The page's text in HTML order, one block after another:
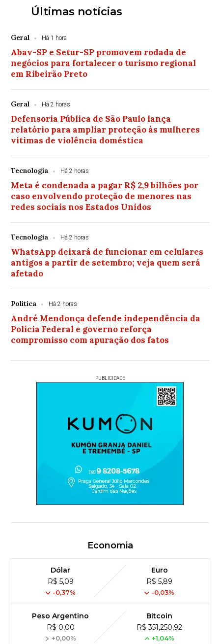
Últimas notícias
Geral Há 1 hora
Abav-SP e Setur-SP promovem rodada de
negócios para fortalecer o turismo regional
em Ribeirão Preto
Geral Há 2 horas
Defensoria Pública de São Paulo lança
relatório para ampliar proteção às mulheres
vítimas de violência doméstica
Tecnologia Há 2 horas
Meta é condenada a pagar R$ 2,9 bilhões por
caso envolvendo proteção de menores nas
redes sociais nos Estados Unidos
Tecnologia Há 2 horas
WhatsApp deixará de funcionar em celulares
antigos a partir de setembro; veja quem será
afetado
Politica Há 2 horas
André Mendonça defende independência da
Polícia Federal e governo reforça
compromisso com apuração dos fatos
PUBLICIDADE
Economia
Dólar
R$ 5,09
-0,37%
Euro
R$ 5,89
-0,03%
Peso Argentino
R$ 0,00
+0,00%
Bitcoin
R$ 351,250,92
+1,04%